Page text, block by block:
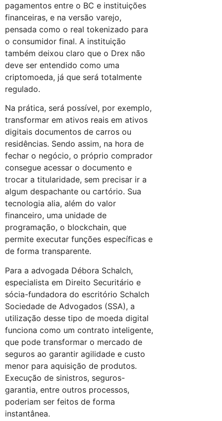
pagamentos entre o BC e instituições
financeiras, e na versão varejo,
pensada como o real tokenizado para
o consumidor final. A instituição
também deixou claro que o Drex não
deve ser entendido como uma
criptomoeda, já que será totalmente
regulado.
Na prática, será possível, por exemplo,
transformar em ativos reais em ativos
digitais documentos de carros ou
residências. Sendo assim, na hora de
fechar o negócio, o próprio comprador
consegue acessar o documento e
trocar a titularidade, sem precisar ir a
algum despachante ou cartório. Sua
tecnologia alia, além do valor
financeiro, uma unidade de
programação, o blockchain, que
permite executar funções específicas e
de forma transparente.
Para a advogada Débora Schalch,
especialista em Direito Securitário e
sócia-fundadora do escritório Schalch
Sociedade de Advogados (SSA), a
utilização desse tipo de moeda digital
funciona como um contrato inteligente,
que pode transformar o mercado de
seguros ao garantir agilidade e custo
menor para aquisição de produtos.
Execução de sinistros, seguros-
garantia, entre outros processos,
poderiam ser feitos de forma
instantânea.